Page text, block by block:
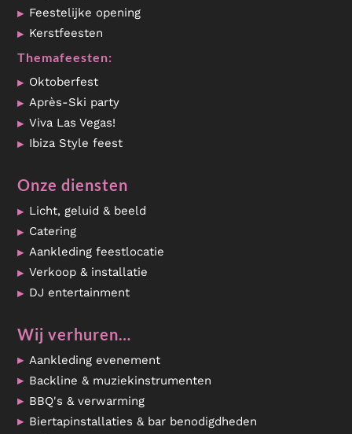
Feestelijke opening
Kerstfeesten
Themafeesten:
Oktoberfest
Après-Ski party
Viva Las Vegas!
Ibiza Style feest
Onze diensten
Licht, geluid & beeld
Catering
Aankleding feestlocatie
Verkoop & installatie
DJ entertainment
Wij verhuren…
Aankleding evenement
Backline & muziekinstrumenten
BBQ's & verwarming
Biertapinstallaties & bar benodigdheden